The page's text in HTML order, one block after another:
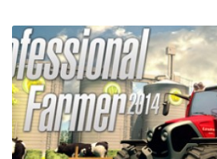
The Settlers 6